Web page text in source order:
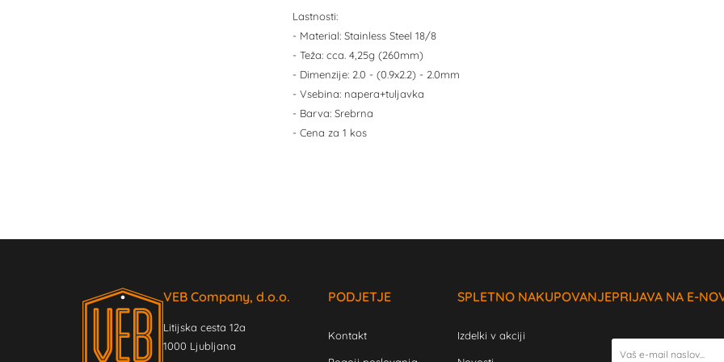
Lastnosti:
- Material: Stainless Steel 18/8
- Teža: cca. 4,25g (260mm)
- Dimenzije: 2.0 - (0.9x2.2) - 2.0mm
- Vsebina: napera+tuljavka
- Barva: Srebrna
- Cena za 1 kos
VEB Company, d.o.o.
Litijska cesta 12a
1000 Ljubljana
PODJETJE
Kontakt
SPLETNO NAKUPOVANJE
Izdelki v akciji
PRIJAVA NA E-